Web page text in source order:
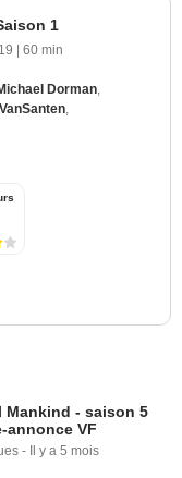
1
| 60 min
Dorman
Mankind - saison 5
annonce VF
- Il y a 5 mois